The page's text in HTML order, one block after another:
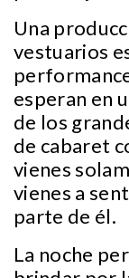
Una
vestuarios
esperan en
de los
de cabaret
vienes
vienes a
parte de él.
La noche